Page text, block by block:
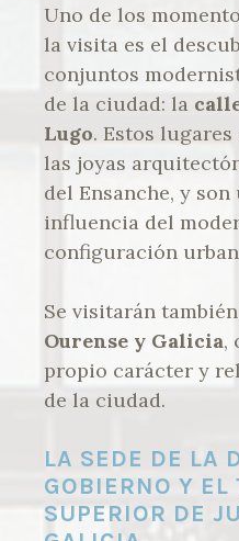
Uno de los
la visita es el
conjuntos
de la ciudad: la
Lugo. Estos
las joyas
del Ensanche, y
influencia del
configuración
Se visitarán
Ourense y Galicia,
propio carácter y
de la ciudad.
LA SEDE DE LA
GOBIERNO Y
SUPERIOR DE